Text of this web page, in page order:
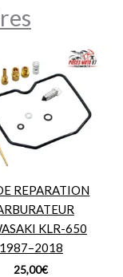
REPARATION
KLR-650
1987–2018
25,00€